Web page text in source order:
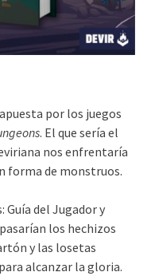
por los juegos
. El que sería el
nos enfrentaría
forma de monstruos.
Guía del Jugador y
los hechizos
y las losetas
alcanzar la gloria.